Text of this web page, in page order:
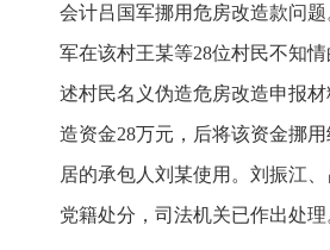
会计吕国军挪用危房改造款问
军在该村王某等28位村民不知
述村民名义伪造危房改造申报
造资金28万元，后将该资金挪
居的承包人刘某使用。刘振江
党籍处分，司法机关已作出处理